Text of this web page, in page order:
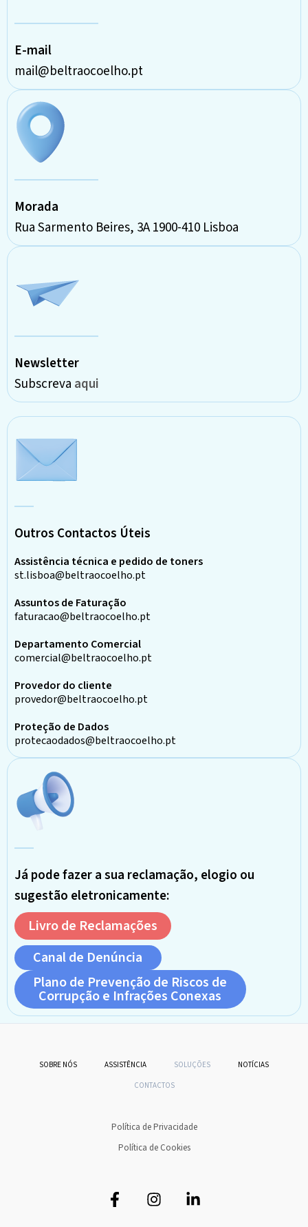
E-mail
mail@beltraocoelho.pt
Morada
Rua Sarmento Beires, 3A 1900-410 Lisboa
Newsletter
Subscreva aqui
Outros Contactos Úteis
Assistência técnica e pedido de toners
st.lisboa@beltraocoelho.pt
Assuntos de Faturação
faturacao@beltraocoelho.pt
Departamento Comercial
comercial@beltraocoelho.pt
Provedor do cliente
provedor@beltraocoelho.pt
Proteção de Dados
protecaodados@beltraocoelho.pt
Já pode fazer a sua reclamação, elogio ou
sugestão eletronicamente:
Livro de Reclamações
Canal de Denúncia
Plano de Prevenção de Riscos de
Corrupção e Infrações Conexas
SOBRE NÓS ASSISTÊNCIA SOLUÇÕES
NOTÍCIAS
CONTACTOS
Política de Privacidade
Política de Cookies